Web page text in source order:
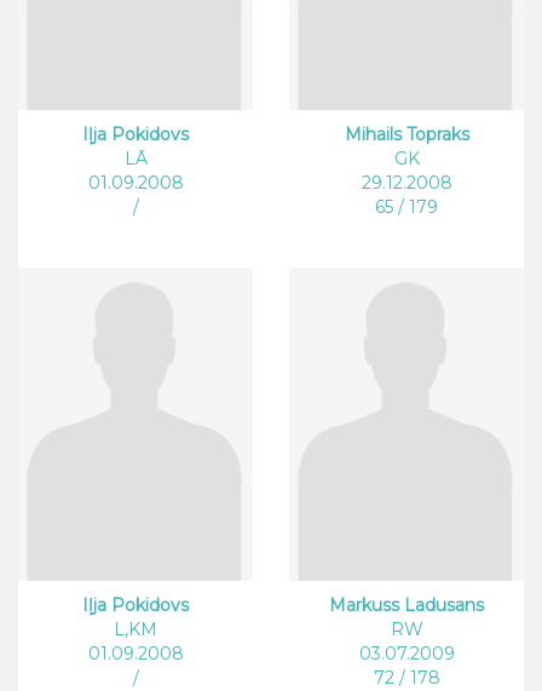
Iļja Pokidovs
LĀ
01.09.2008
/
Mihails Topraks
GK
29.12.2008
65 / 179
Iļja Pokidovs
L,KM
01.09.2008
/
Markuss Ladusans
RW
03.07.2009
72 / 178